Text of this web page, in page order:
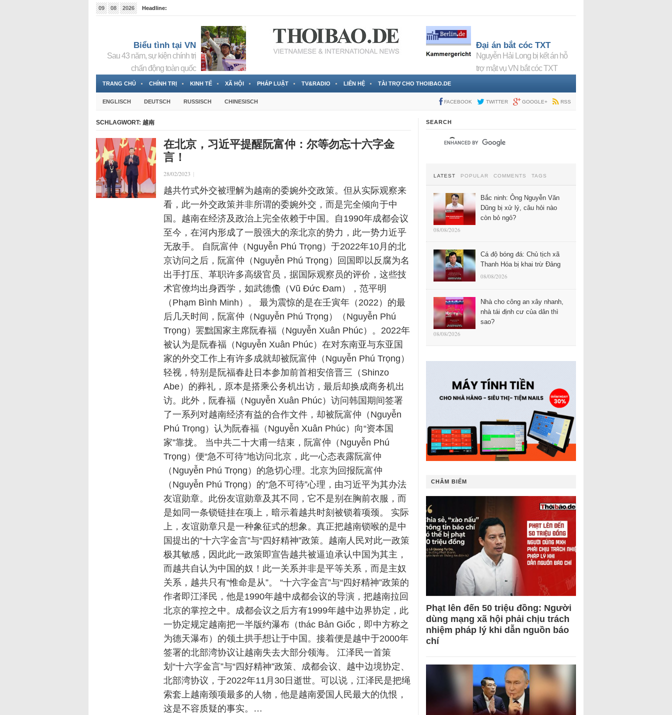
09 08 2026
Headline:
Biểu tình tại VN
Sau 43 năm, sự kiện chính trị
chấn động toàn quốc
Đại án bắt cóc TXT
Nguyễn Hải Long bị kết án hỗ
trợ mật vụ VN bắt cóc TXT
TRANG CHỦ CHÍNH TRỊ KINH TẾ XÃ HỘI PHÁP LUẬT TV&RADIO LIÊN HỆ TÀI TRỢ CHO THOIBAO.DE
ENGLISCH DEUTSCH RUSSISCH CHINESISCH FACEBOOK TWITTER GOOGLE+ RSS
SCHLAGWORT: 越南
在北京，习近平提醒阮富仲：尔等勿忘十六字金
言！
28/02/2023 |
越共竹式外交被理解为越南的委婉外交政策。但从实际观察来
看，此一外交政策并非所谓的委婉外交，而是完全倾向于中
国。越南在经济及政治上完全依赖于中国。自1990年成都会议
至今，在河内形成了一股强大的亲北京的势力，此一势力近乎
无敌手。 自阮富仲（Nguyễn Phú Trọng）于2022年10月的北
京访问之后，阮富仲（Nguyễn Phú Trọng）回国即以反腐为名
出手打压、革职许多高级官员，据国际观察员的评价，这些技
术官僚均出身西学，如武德儋（Vũ Đức Đam），范平明
（Phạm Bình Minh）。 最为震惊的是在壬寅年（2022）的最
后几天时间，阮富仲（Nguyễn Phú Trọng）（Nguyễn Phú
Trọng）罢黜国家主席阮春福（Nguyễn Xuân Phúc）。2022年
被认为是阮春福（Nguyễn Xuân Phúc）在对东南亚与东亚国
家的外交工作上有许多成就却被阮富仲（Nguyễn Phú Trọng）
轻视，特别是阮福春赴日本参加前首相安倍晋三（Shinzo
Abe）的葬礼，原本是搭乘公务机出访，最后却换成商务机出
访。此外，阮春福（Nguyễn Xuân Phúc）访问韩国期间签署
了一系列对越南经济有益的合作文件，却被阮富仲（Nguyễn
Phú Trọng）认为阮春福（Nguyễn Xuân Phúc）向“资本国
家”靠拢。 当中共二十大甫一结束，阮富仲（Nguyễn Phú
Trọng）便“急不可待”地访问北京，此一心态表露阮富仲
（Nguyễn Phú Trọng）的急切心理。北京为回报阮富仲
（Nguyễn Phú Trọng）的“急不可待”心理，由习近平为其办法
友谊勋章。此份友谊勋章及其不同，它不是别在胸前衣服，而
是如同一条锁链挂在项上，暗示着越共时刻被锁着项颈。 实际
上，友谊勋章只是一种象征式的想象。真正把越南锁喉的是中
国提出的“十六字金言”与“四好精神”政策。越南人民对此一政策
极其敏感，因此此一政策即宣告越共被逼迫承认中国为其主，
而越共自认为中国的奴！此一关系并非是平等关系，而是主奴
关系，越共只有“惟命是从”。 “十六字金言”与“四好精神”政策的
作者即江泽民，他是1990年越中成都会议的导演，把越南拉回
北京的掌控之中。成都会议之后方有1999年越中边界协定，此
一协定规定越南把一半版约瀑布（thác Bản Giốc，即中方称之
为德天瀑布）的领土拱手想让于中国。接着便是越中于2000年
签署的北部湾协议让越南失去大部分领海。 江泽民一首策
划“十六字金言”与“四好精神”政策、成都会议、越中边境协定、
北部湾协议，于2022年11月30日逝世。可以说，江泽民是把绳
索套上越南颈项最多的人物，他是越南爱国人民最大的仇恨，
这是不容质疑的事实。…
SEARCH
LATEST POPULAR COMMENTS TAGS
Bắc ninh: Ông Nguyễn Văn
Dũng bị xử lý, câu hỏi nào
còn bỏ ngỏ?
08/08/2026
Cá độ bóng đá: Chủ tịch xã
Thanh Hóa bị khai trừ Đảng
08/08/2026
Nhà cho công an xây nhanh,
nhà tái định cư của dân thì
sao?
08/08/2026
CHÂM BIẾM
Phạt lên đến 50 triệu đồng: Người
dùng mạng xã hội phải chịu trách
nhiệm pháp lý khi dẫn nguồn báo
chí